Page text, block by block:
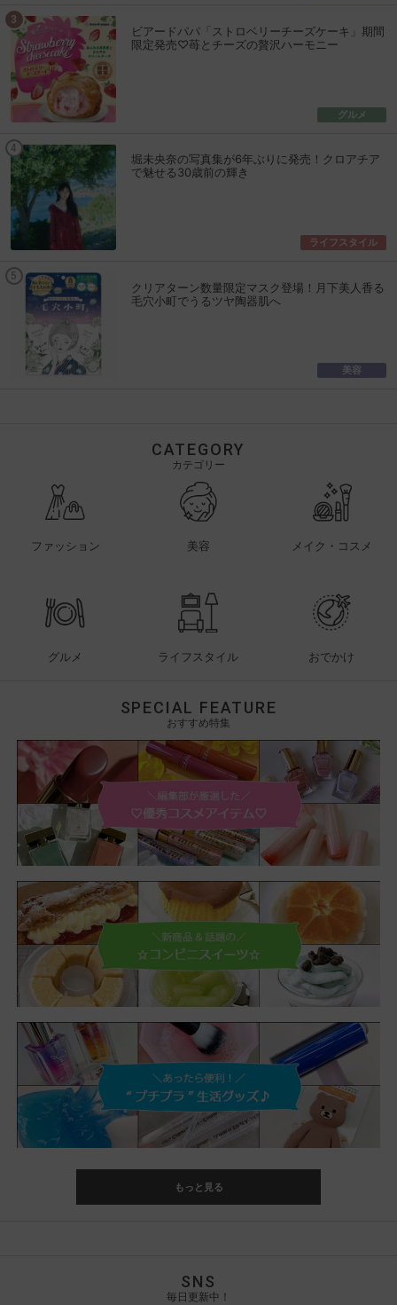
ビアードパパ「ストロベリーチーズケーキ」期間
限定発売♡苺とチーズの贅沢ハーモニー
グルメ
堀未央奈の写真集が6年ぶりに発売！クロアチア
で魅せる30歳前の輝き
ライフスタイル
クリアターン数量限定マスク登場！月下美人香る
毛穴小町でうるツヤ陶器肌へ
美容
CATEGORY
カテゴリー
ファッション 美容 メイク・コスメ
グルメ ライフスタイル おでかけ
SPECIAL FEATURE
おすすめ特集
もっと見る
SNS
毎日更新中！